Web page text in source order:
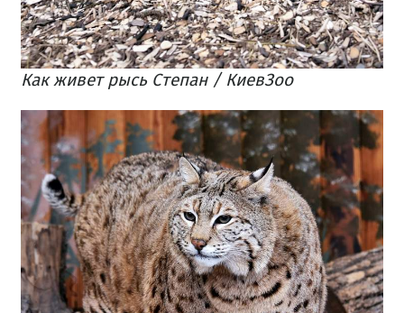
Как живет рысь Степан / КиевЗоо